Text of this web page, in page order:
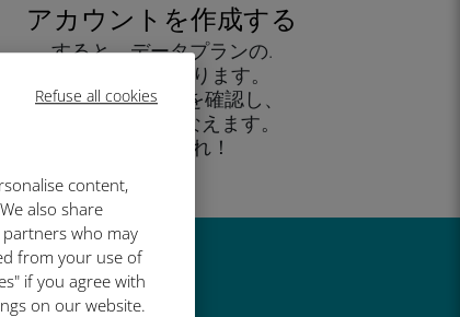
Refuse all cookies
content,
also share
who may
from your use of
if you agree with
on our website.
アカウントを作成する
すると、データプランの.
使用が可能となります。
外出先 から残高を確認し、
追加購入がおこなえます。
お楽しみあれ！